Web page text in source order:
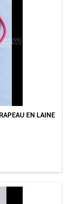
EN LAINE